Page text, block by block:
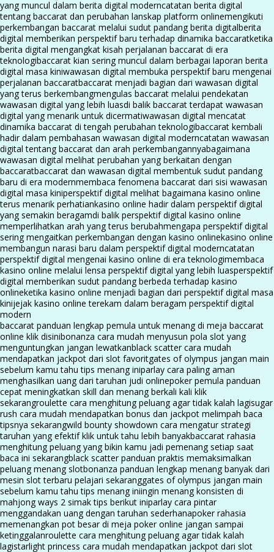
yang muncul dalam berita digital moderncatatan berita digital
tentang baccarat dan perubahan lanskap platform onlinemengikuti
perkembangan baccarat melalui sudut pandang berita digitalberita
digital memberikan perspektif baru terhadap dinamika baccaratketika
berita digital mengangkat kisah perjalanan baccarat di era
teknologibaccarat kian sering muncul dalam berbagai laporan berita
digital masa kiniwawasan digital membuka perspektif baru mengenai
perjalanan baccaratbaccarat menjadi bagian dari wawasan digital
yang terus berkembangmengulas baccarat melalui pendekatan
wawasan digital yang lebih luasdi balik baccarat terdapat wawasan
digital yang menarik untuk dicermatiwawasan digital mencatat
dinamika baccarat di tengah perubahan teknologibaccarat kembali
hadir dalam pembahasan wawasan digital moderncatatan wawasan
digital tentang baccarat dan arah perkembangannyabagaimana
wawasan digital melihat perubahan yang berkaitan dengan
baccaratbaccarat dan wawasan digital membentuk sudut pandang
baru di era modernmembaca fenomena baccarat dari sisi wawasan
digital masa kiniperspektif digital melihat bagaimana kasino online
terus menarik perhatiankasino online hadir dalam perspektif digital
yang semakin beragamdi balik perspektif digital kasino online
memperlihatkan arah yang terus berubahmengapa perspektif digital
sering mengaitkan perkembangan dengan kasino onlinekasino online
membangun narasi baru dalam perspektif digital moderncatatan
perspektif digital mengenai kasino online di era teknologimembaca
kasino online melalui lensa perspektif digital yang lebih luasperspektif
digital memberikan sudut pandang berbeda terhadap kasino
onlineketika kasino online menjadi bagian dari perspektif digital masa
kinijejak kasino online terekam dalam beragam perspektif digital
modern
baccarat panduan lengkap pemula untuk menang di meja baccarat
online klik disinibonanza cara mudah menyusun pola slot yang
menguntungkan jangan lewatkanblack scatter cara mudah
mendapatkan jackpot dari slot favoritgates of olympus jangan main
sebelum kamu tahu tips menang iniparlay cara paling aman
menghasilkan uang dari taruhan judi onlinepoker pemula panduan
cepat meningkatkan skill dan menang berkali kali klik
sekarangroulette cara menghitung peluang agar tidak kalah lagisugar
rush cara mudah mendapatkan bonus dan jackpot melimpah baca
tipsnya sekarangwild bounty showdown cara mengatur strategi
taruhan yang efektif klik untuk tahu lebih banyakbaccarat rahasia
menghitung peluang yang bikin kamu jadi pemenang setiap saat
baca ini sekarangblack scatter panduan praktis memaksimalkan
peluang menang slotbonanza panduan lengkap menang banyak dari
mesin slot terbaru pelajari sekaranggates of olympus jangan main
sebelum kamu tahu tips menang iniingin menang konsisten di
mahjong ways 2 simak tips berikut iniparlay cara pintar
menggandakan uang dengan taruhan sederhanapoker rahasia
memenangkan pot besar di meja poker online jangan sampai
ketinggalanroulette cara menghitung peluang agar tidak kalah
lagistarlight princess cara mudah mendapatkan jackpot dari slot